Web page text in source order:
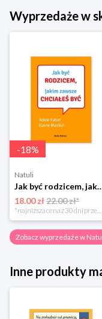
Wyprzedaże w
-18%
Natuli
Jak być rodzicem, jakim zawsze
18.00 zł22.00 zł*
*najniższa cena z 30 dni przed obniżką
Zobacz wyprzedaże w
Inne produkty